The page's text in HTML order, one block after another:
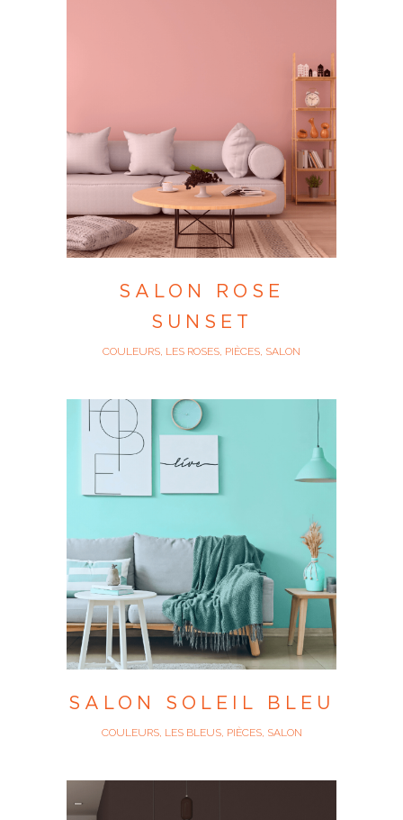
SALON ROSE
SUNSET
COULEURS, LES ROSES, PIÈCES, SALON
SALON SOLEIL BLEU
COULEURS, LES BLEUS, PIÈCES, SALON